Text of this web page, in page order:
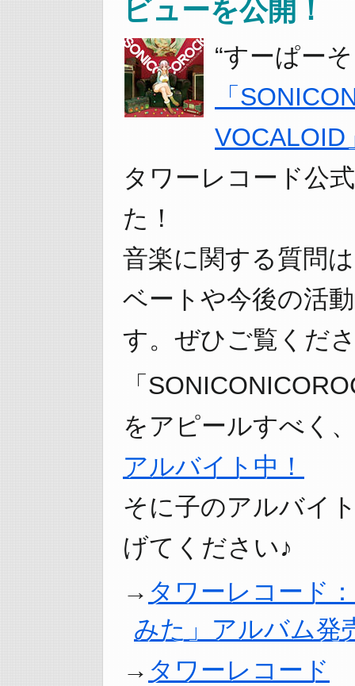
ビューを公開！
“すーぱー
「
VOCALOID
タワーレコード公
た！
音楽に関する質問
ベートや今後の活
す。ぜひご覧くだ
「
をアピールすべく
アルバイト中！
そに子のアルバイ
げてください♪
タワーレコード
みた」アルバム発
タワーレコード